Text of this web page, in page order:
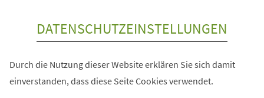
DATENSCHUTZEINSTELLUNGEN
Durch die Nutzung dieser Website erklären Sie sich damit
einverstanden, dass diese Seite Cookies verwendet.